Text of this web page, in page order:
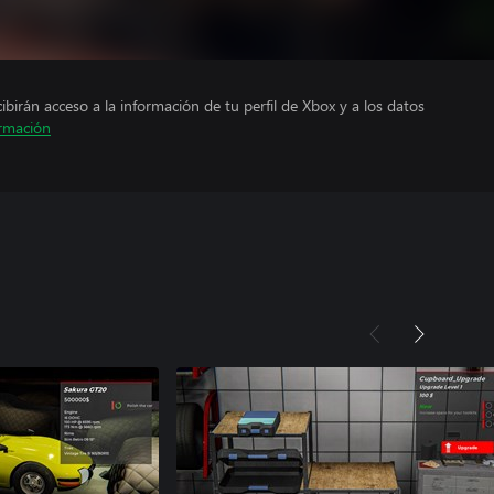
acceso a la información de tu perfil de Xbox y a los datos